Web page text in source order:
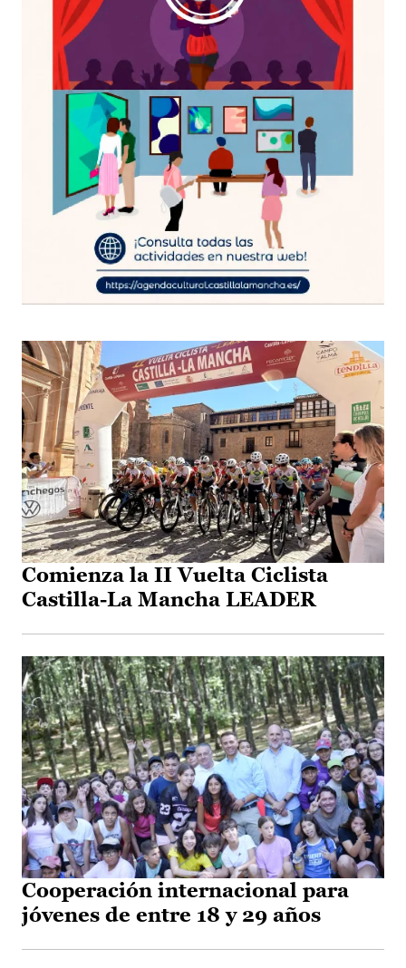
Comienza la II Vuelta Ciclista
Castilla-La Mancha LEADER
Cooperación internacional para
jóvenes de entre 18 y 29 años